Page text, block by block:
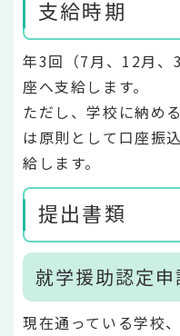
支給時期
年3回（7月、12月、
座へ支給します。
ただし、学校に納め
は原則として口座振
給します。
提出書類
就学援助認定
現在通っている学校